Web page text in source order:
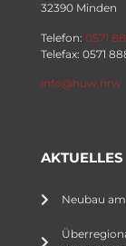
32390 Minden
Telefon: 0571
Telefax: 0571
info@huw.nrw
AKTUELLES
Neubau